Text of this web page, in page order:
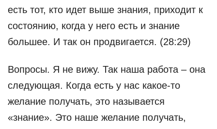
есть тот, кто идет выше знания, приходит к
состоянию, когда у него есть и знание
большее. И так он продвигается. (28:29)
Вопросы. Я не вижу. Так наша работа – она
следующая. Когда есть у нас какое-то
желание получать, это называется
«знание». Это наше желание получать,